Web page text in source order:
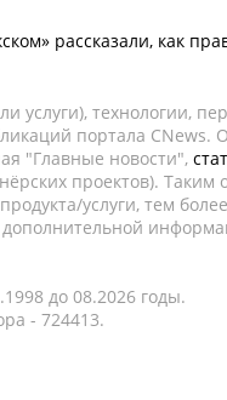
рассказали, как
услуги), технологии,
портала CNews.
"Главные новости",
проектов). Таким
услуги, тем
до 08.2026 годы.
- 724413.